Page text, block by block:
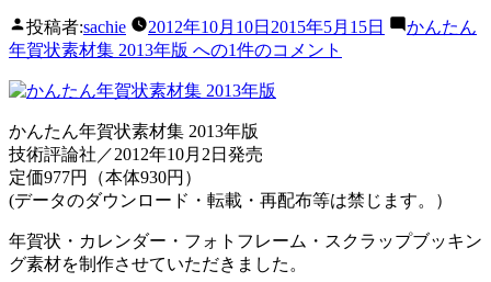
投稿者:sachie 2012年10月10日 2015年5月15日
かんたん
年賀状素材集 2013年版 への1件のコメント
かんたん年賀状素材集 2013年版
技術評論社／2012年10月2日発売
定価977円（本体930円）
(データのダウンロード・転載・再配布等は禁じます。）
年賀状・カレンダー・フォトフレーム・スクラップブッキン
グ素材を制作させていただきました。